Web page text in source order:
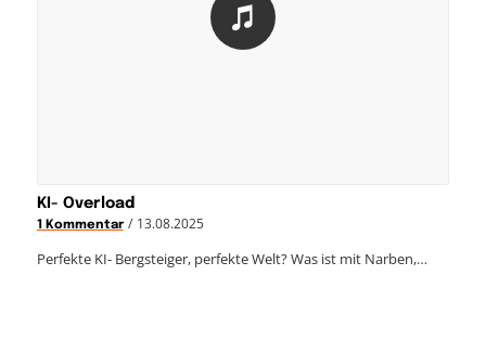
KI- Overload
1 Kommentar / 13.08.2025
Perfekte KI- Bergsteiger, perfekte Welt? Was ist mit Narben,…